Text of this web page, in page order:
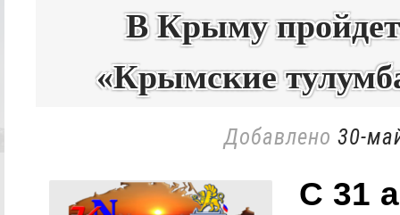
В Крыму пройдет
«Крымские
Добавлено 30-
С 31